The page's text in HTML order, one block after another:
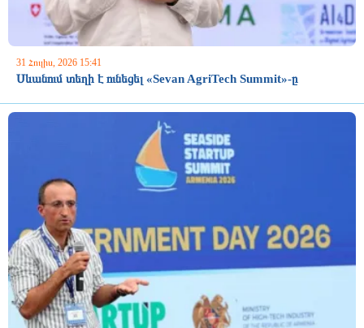
31 Հուլիս, 2026 15:41
Սևանում տեղի է ունեցել «Sevan AgriTech Summit»-ը